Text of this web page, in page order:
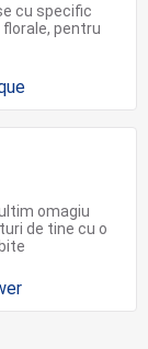
cu specific
pentru
omagiu
de tine cu o